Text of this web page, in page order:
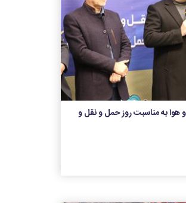
هوا به مناسبت روز حمل و نقل و